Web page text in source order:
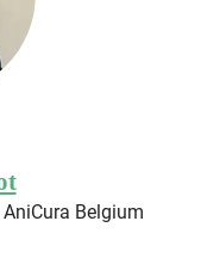
Belgium